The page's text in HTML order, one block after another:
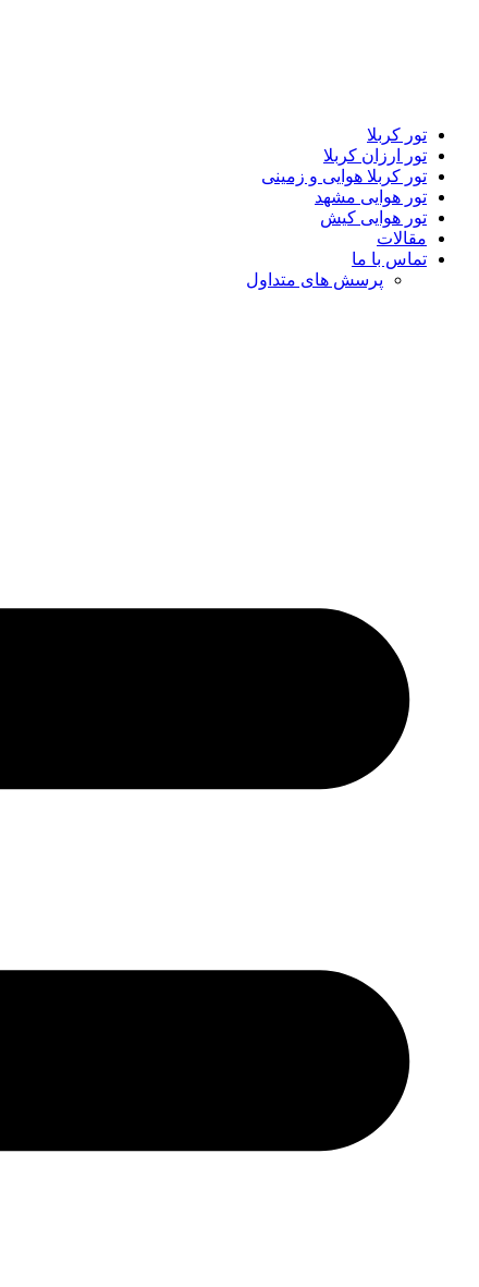
تور کربلا
تور ارزان کربلا
تور کربلا هوایی و زمینی
تور هوایی مشهد
تور هوایی کیش
مقالات
تماس با ما
پرسش های متداول